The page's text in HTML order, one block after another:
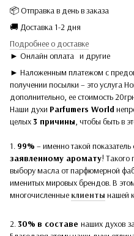
📦 Отправка в день в заказа
🚚 Доставка 1-2 дня
Подробнее о доставке
► Онлайн оплата и другие
► Наложенным платежом с
получении посылки – это услуга
дополнительно, ее стоимость
Наши духи Parfumers World
целых3 причины , чтобы быть в
1. 99% – именно такой показатель
заявленному аромату! Такого
выбору масла от парфюмерной
именитых мировых брендов. В
многочисленные клиенты нашей
2. 30% в составе наших духов